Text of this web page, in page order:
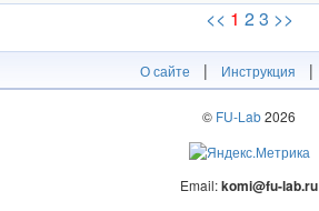
<< 1 23 >>
О сайте | Инструкция |
© FU-Lab2026
Email:komi@fu-lab.ru